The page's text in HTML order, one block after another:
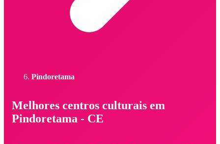
Pindoretama
Melhores centros culturais em
Pindoretama - CE